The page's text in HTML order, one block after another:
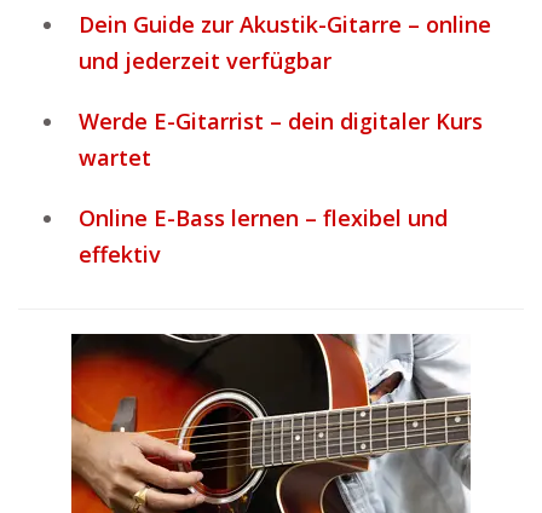
Dein Guide zur Akustik-Gitarre – online
und jederzeit verfügbar
Werde E-Gitarrist – dein digitaler Kurs
wartet
Online E-Bass lernen – flexibel und
effektiv